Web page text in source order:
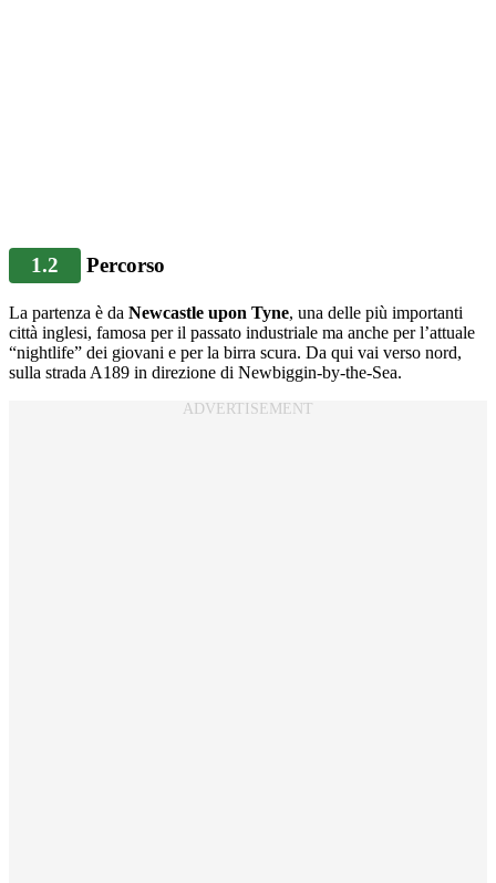
1.2 Percorso
La partenza è da Newcastle upon Tyne, una delle più importanti
città inglesi, famosa per il passato industriale ma anche per l’attuale
“nightlife” dei giovani e per la birra scura. Da qui vai verso nord,
sulla strada A189 in direzione di Newbiggin-by-the-Sea.